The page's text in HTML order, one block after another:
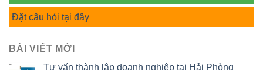
Đặt câu hỏi tại đây
BÀI VIẾT MỚI
Tư vấn thành lập doanh nghiệp tại Hải Phòng